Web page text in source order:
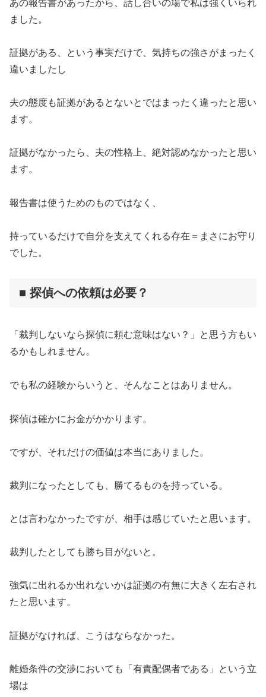
あの報告書があったから、話し合いの場で私は強くいられ
ました。
証拠がある、という事実だけで、気持ちの強さがまったく
違いましたし
夫の態度も証拠があるとないとではまったく違ったと思い
ます。
証拠がなかったら、夫の性格上、絶対認めなかったと思い
ます。
報告書は使うためのものではなく、
持っているだけで自分を支えてくれる存在＝まさにお守り
でした。
■ 探偵への依頼は必要？
「裁判しないなら探偵に頼む意味はない？」と思う方もい
るかもしれません。
でも私の経験からいうと、そんなことはありません。
探偵は確かにお金がかかります。
ですが、それだけの価値は本当にありました。
裁判になったとしても、勝てるものを持っている。
とは言わなかったですが、相手は感じていたと思います。
裁判したとしても勝ち目がないと。
強気に出れるか出れないかは証拠の有無に大きく左右され
たと思います。
証拠がなければ、こうはならなかった。
離婚条件の交渉においても「有責配偶者である」という立
場は